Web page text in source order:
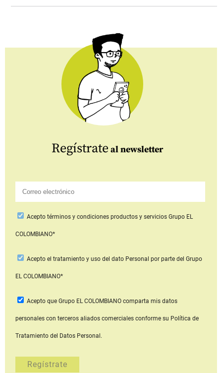
Regístrate al newsletter
Aceptotérminos y condiciones productos y serviciosGrupo EL
COLOMBIANO*
Acepto el tratamiento y uso del dato Personal por parte del Grupo
EL COLOMBIANO*
Acepto que Grupo EL COLOMBIANOcomparta mis datos
personales con terceros aliados comerciales conforme su Política de
Tratamiento del Datos Personal.